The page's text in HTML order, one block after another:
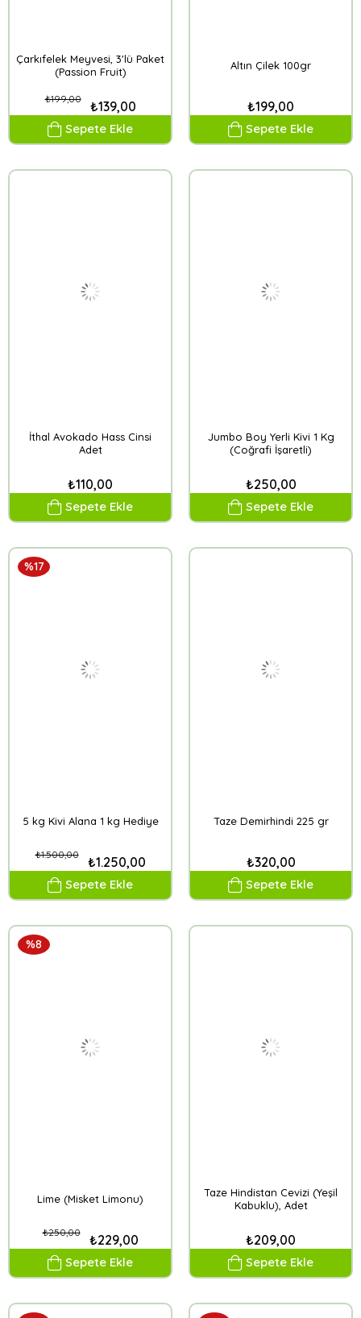
Çarkıfelek Meyvesi, 3'lü Paket
(Passion Fruit)
₺139,00
₺199,00
Sepete Ekle
Altın Çilek 100gr
₺199,00
Sepete Ekle
İthal Avokado Hass Cinsi
Adet
₺110,00
Sepete Ekle
Jumbo Boy Yerli Kivi 1 Kg
(Coğrafi İşaretli)
₺250,00
Sepete Ekle
5 kg Kivi Alana 1 kg Hediye
₺1.250,00
₺1.500,00
Sepete Ekle
%17
Taze Demirhindi 225 gr
₺320,00
Sepete Ekle
Lime (Misket Limonu)
₺229,00
₺250,00
Sepete Ekle
%8
Taze Hindistan Cevizi (Yeşil
Kabuklu), Adet
₺209,00
Sepete Ekle